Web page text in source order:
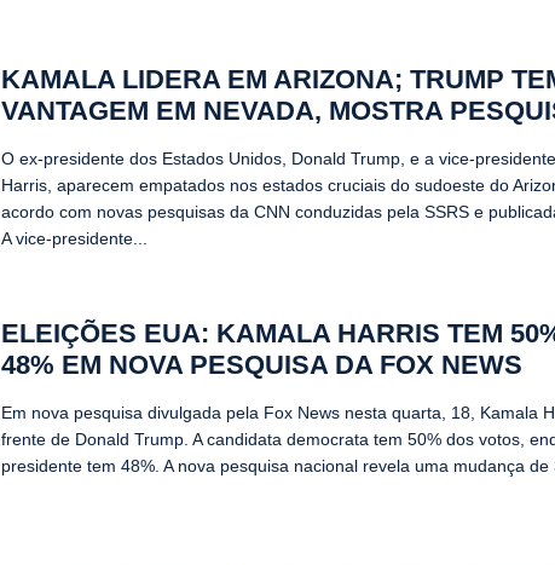
KAMALA LIDERA EM ARIZONA; TRUMP
VANTAGEM EM NEVADA, MOSTRA
O ex-presidente dos Estados Unidos, Donald Trump, e a vice-
Harris, aparecem empatados nos estados cruciais do sudoeste do
acordo com novas pesquisas da CNN conduzidas pela SSRS e
A vice-presidente...
ELEIÇÕES EUA: KAMALA HARRIS TEM
48% EM NOVA PESQUISA DA FOX NEWS
Em nova pesquisa divulgada pela Fox News nesta quarta, 18, Kamala
frente de Donald Trump. A candidata democrata tem 50% dos votos,
presidente tem 48%. A nova pesquisa nacional revela uma mudança de